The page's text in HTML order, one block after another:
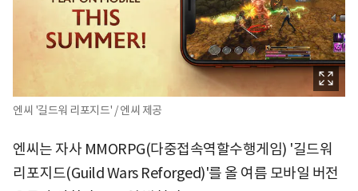
엔씨 '길드워 리포지드' / 엔씨 제공
엔씨는 자사 MMORPG(다중접속역할수행게임) '길드워
리포지드(Guild Wars Reforged)'를 올 여름 모바일 버전